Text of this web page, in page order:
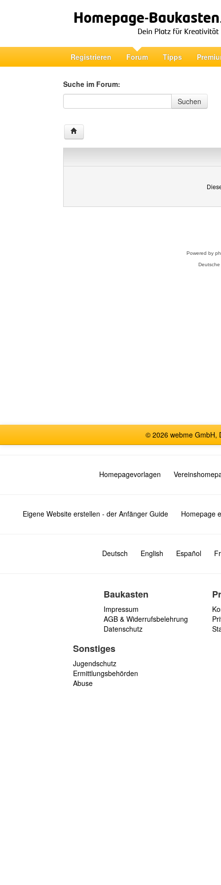
Registrieren Forum Tipps
Suche im Forum:
Suche im Forum
Suchen
Powered by
© 2026 webme GmbH,
Homepagevorlagen
Eigene Website erstellen - der Anfänger Guide Homepage
Deutsch English Español
Baukasten
Impressum
AGB & Widerrufsbelehrung
Datenschutz
Sonstiges
Jugendschutz
Ermittlungsbehörden
Abuse